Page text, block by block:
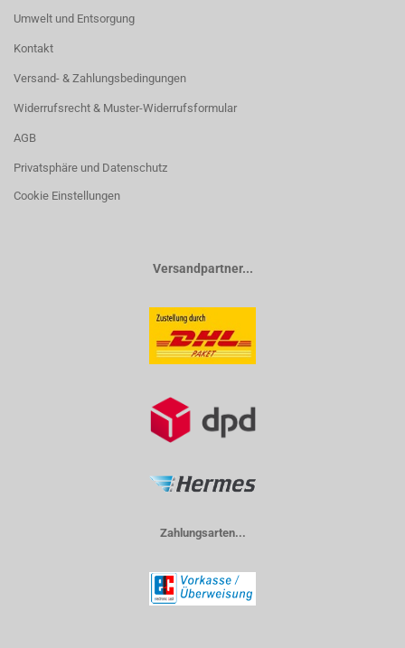
Umwelt und Entsorgung
Kontakt
Versand- & Zahlungsbedingungen
Widerrufsrecht & Muster-Widerrufsformular
AGB
Privatsphäre und Datenschutz
Cookie Einstellungen
Versandpartner...
Zahlungsarten...